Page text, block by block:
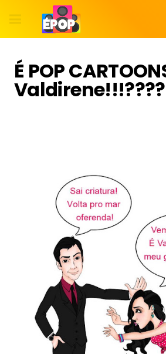
É POP